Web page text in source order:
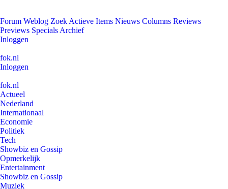
Forum Weblog Zoek Actieve Items Nieuws Columns Reviews
Previews Specials Archief
Inloggen
fok.nl
Inloggen
fok.nl
Actueel
Nederland
Internationaal
Economie
Politiek
Tech
Showbiz en Gossip
Opmerkelijk
Entertainment
Showbiz en Gossip
Muziek